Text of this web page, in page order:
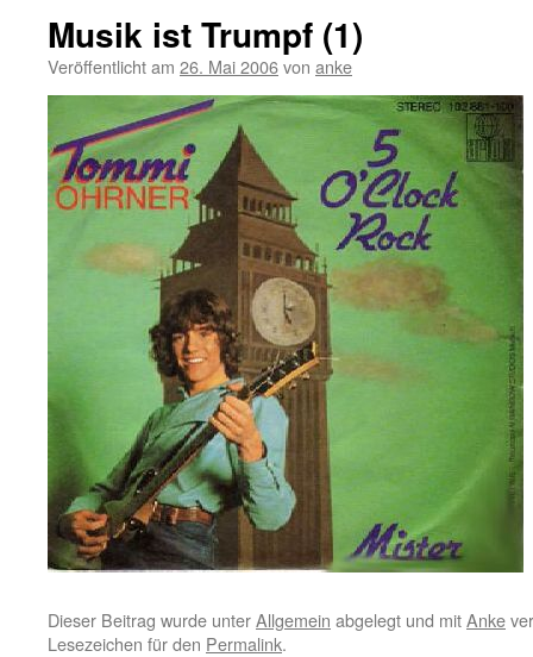
Musik ist Trumpf (1)
Veröffentlicht am 26. Mai 2006von anke
Dieser Beitrag wurde unterAllgemein abgelegt und mitAnke
Lesezeichen für den Permalink.